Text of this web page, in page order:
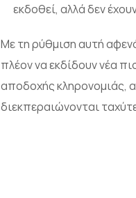
εκδοθεί, αλλά δεν
Με τη ρύθμιση αυτή
πλέον να εκδίδουν νέα
αποδοχής κληρονομιάς,
διεκπεραιώνονται